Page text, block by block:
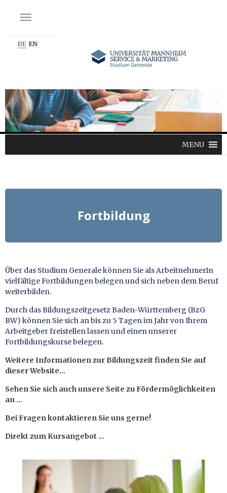
NAVIGATION EIN-/AUSSCHALTEN
DE EN
MENU
Fortbildung
Über das Studium Generale können Sie als ArbeitnehmerIn
vielfältige Fortbildungen belegen und sich neben dem Beruf
weiterbilden.
Durch das Bildungszeitgesetz Baden-Württemberg (BzG
BW) können Sie sich an bis zu 5 Tagen im Jahr von Ihrem
Arbeitgeber freistellen lassen und einen unserer
Fortbildungskurse belegen.
Weitere Informationen zur Bildungszeit finden Sie auf
dieser Website…
Sehen Sie sich auch unsere Seite zu Fördermöglichkeiten
an …
Bei Fragen kontaktieren Sie uns gerne!
Direkt zum Kursangebot …